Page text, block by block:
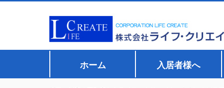
ホーム 入居者様へ